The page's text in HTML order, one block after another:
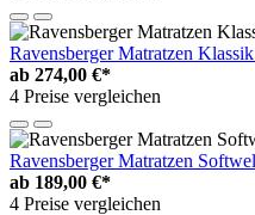
Ravensberger Matratzen
ab 274,00 €*
4 Preise vergleichen
Ravensberger Matratzen
ab 189,00 €*
4 Preise vergleichen